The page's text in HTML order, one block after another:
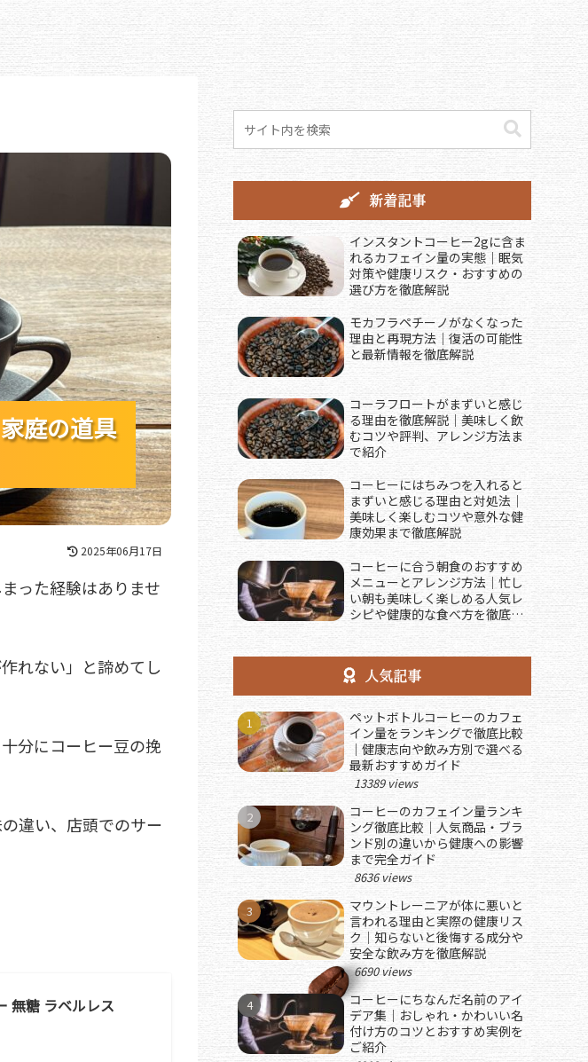
ーを楽しむ方
庭の道具
庭の道具
庭の道具
2025年06月17日
った経験はありませ
れない」と諦めてし
分にコーヒー豆の挽
違い、店頭でのサー
無糖 ラベルレス
新着記事
インスタントコーヒー2gに含ま
れるカフェイン量の実態｜眠気
対策や健康リスク・おすすめの
選び方を徹底解説
モカフラペチーノがなくなった
理由と再現方法｜復活の可能性
と最新情報を徹底解説
コーラフロートがまずいと感じ
る理由を徹底解説｜美味しく飲
むコツや評判、アレンジ方法ま
で紹介
コーヒーにはちみつを入れると
まずいと感じる理由と対処法｜
美味しく楽しむコツや意外な健
康効果まで徹底解説
コーヒーに合う朝食のおすすめ
メニューとアレンジ方法｜忙し
い朝も美味しく楽しめる人気レ
シピや健康的な食べ方を徹底解
説
人気記事
ペットボトルコーヒーのカフェ
イン量をランキングで徹底比較
｜健康志向や飲み方別で選べる
最新おすすめガイド
13389 views
コーヒーのカフェイン量ランキ
ング徹底比較｜人気商品・ブラ
ンド別の違いから健康への影響
まで完全ガイド
8636 views
マウントレーニアが体に悪いと
言われる理由と実際の健康リス
ク｜知らないと後悔する成分や
安全な飲み方を徹底解説
6690 views
コーヒーにちなんだ名前のアイ
デア集｜おしゃれ・かわいい名
付け方のコツとおすすめ実例を
ご紹介